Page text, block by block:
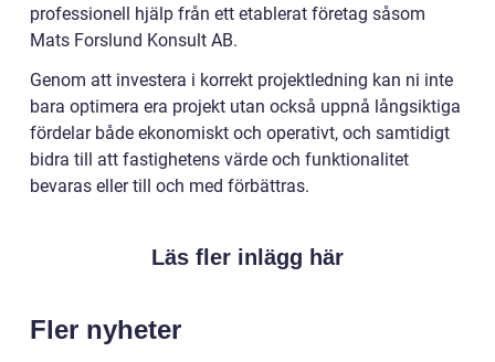
professionell hjälp från ett etablerat företag såsom
Mats Forslund Konsult AB.
Genom att investera i korrekt projektledning kan ni inte
bara optimera era projekt utan också uppnå långsiktiga
fördelar både ekonomiskt och operativt, och samtidigt
bidra till att fastighetens värde och funktionalitet
bevaras eller till och med förbättras.
Läs fler inlägg här
Fler nyheter